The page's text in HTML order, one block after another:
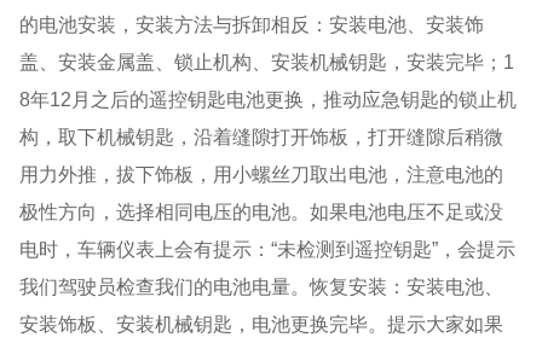
的电池安装，安装方法与拆卸相反：安装电池、安装饰
盖、安装金属盖、锁止机构、安装机械钥匙，安装完毕；1
8年12月之后的遥控钥匙电池更换，推动应急钥匙的锁止机
构，取下机械钥匙，沿着缝隙打开饰板，打开缝隙后稍微
用力外推，拔下饰板，用小螺丝刀取出电池，注意电池的
极性方向，选择相同电压的电池。如果电池电压不足或没
电时，车辆仪表上会有提示 ：“未检测到遥控钥匙”，会提示
我们驾驶员检查我们的电池电量。恢复安装：安装电池、
安装饰板、安装机械钥匙，电池更换完毕。提示大家如果